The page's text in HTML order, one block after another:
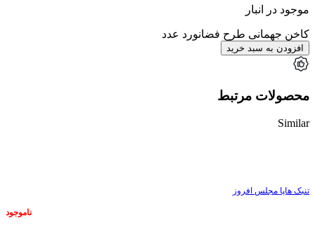
موجود در انبار
کاخن جهمانی طرح فضانورد عدد
افزودن به سبد خرید
محصولات مرتبط
Similar
تنبک هاپا مجلس افروز
ناموجود